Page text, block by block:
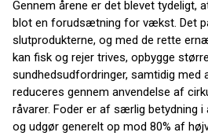
Gennem årene er det blevet tydeligt,
blot en forudsætning for vækst. Det
slutprodukterne, og med de rette
kan fisk og rejer trives, opbygge
sundhedsudfordringer, samtidig med
reduceres gennem anvendelse af
råvarer. Foder er af særlig betydning
og udgør generelt op mod 80% af